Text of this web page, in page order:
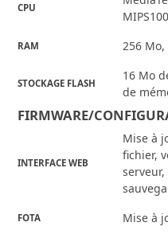
CPU
RAM 256 Mo,
STOCKAGE FLASH
16 Mo
de
FIRMWARE/
INTERFACE WEB
Mise à
fichier,
FOTA Mise à